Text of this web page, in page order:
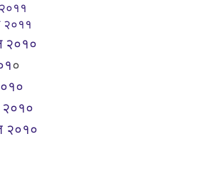
२०११
२०१०
०
२०१०
२०१०